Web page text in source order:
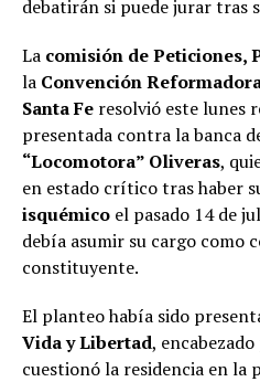
debatirán si puede jurar tras
La comisión de Peticiones,
la Convención
Santa Fe resolvió este lunes
presentada contra la banca
“Locomotora” Oliveras,
en estado crítico tras haber
isquémico el pasado 14 de
debía asumir su cargo como
constituyente.
El planteo había sido
Vida y Libertad,
cuestionó la residencia en la